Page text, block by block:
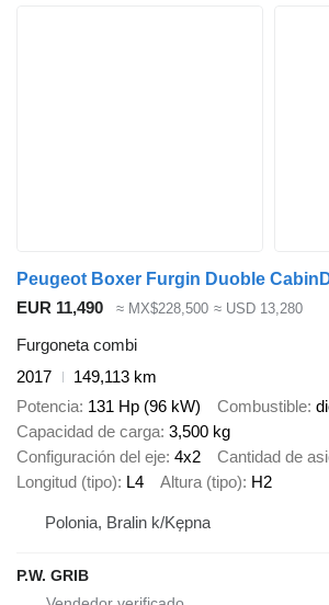
EUR 11,490 ≈ MX$228,500 ≈ USD 13,280
Furgoneta combi
2017
149,113 km
Potencia 131 Hp (96 kW) Combustible
Capacidad de carga 3,500 kg
Configuración del eje 4x2 Cantidad de
Longitud (tipo) L4 Altura (tipo) H2
Polonia, Bralin k/Kępna
P.W. GRIB